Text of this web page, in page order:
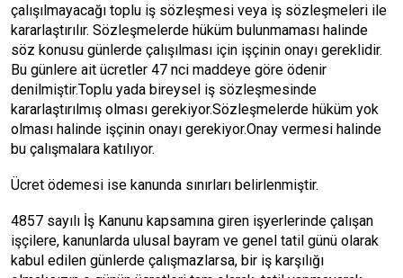
çalışılmayacağı toplu iş sözleşmesi veya iş sözleşmeleri ile
kararlaştırılır. Sözleşmelerde hüküm bulunmaması halinde
söz konusu günlerde çalışılması için işçinin onayı gereklidir.
Bu günlere ait ücretler 47 nci maddeye göre ödenir
denilmiştir.Toplu yada bireysel iş sözleşmesinde
kararlaştırılmış olması gerekiyor.Sözleşmelerde hüküm yok
olması halinde işçinin onayı gerekiyor.Onay vermesi halinde
bu çalışmalara katılıyor.
Ücret ödemesi ise kanunda sınırları belirlenmiştir.
4857 sayılı İş Kanunu kapsamına giren işyerlerinde çalışan
işçilere, kanunlarda ulusal bayram ve genel tatil günü olarak
kabul edilen günlerde çalışmazlarsa, bir iş karşılığı